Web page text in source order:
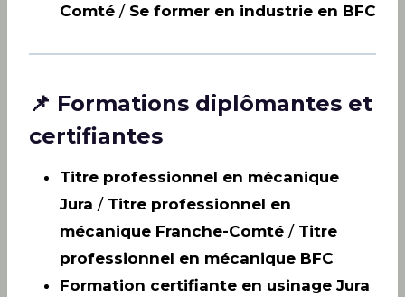
Comté / Se former en industrie en BFC
📌 Formations diplômantes et
certifiantes
Titre professionnel en mécanique
Jura / Titre professionnel en
mécanique Franche-Comté / Titre
professionnel en mécanique BFC
Formation certifiante en usinage Jura